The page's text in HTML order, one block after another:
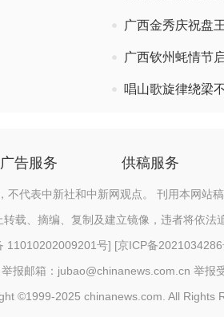
广西金秀庆祝盘
广西钦州蚝情节
唱山歌旋律绕梁
广告服务 供稿服务
不代表中新社和中新网观点。 刊用本网站稿
转载、摘编、复制及建立镜像，违者将依法
11010202009201号] [京ICP备
报邮箱：jubao@chinanews.com.cn 举报
©1999-2025 chinanews.com. All Rights